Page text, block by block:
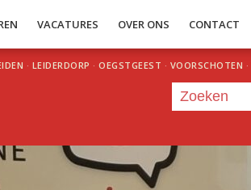
VACATURES OVER ONS CONTACT
· LEIDERDORP · OEGSTGEEST · VOORSCHOTEN ·